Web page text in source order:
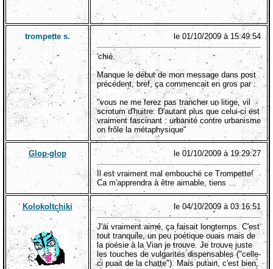
trompette s. le 01/10/2009 à 15:49:54
'chié.
Manque le début de mon message dans post
précédent, bref, ça commencait en gros par :
"vous ne me ferez pas trancher un litige, vil
scrotum d'huitre. D'autant plus que celui-ci est
vraiment fascinant : urbanité contre urbanisme
on frôle la métaphysique"
Glop-glop le 01/10/2009 à 19:29:27
Il est vraiment mal embouché ce Trompette!
Ca m'apprendra à être aimable, tiens ...
Kolokoltchiki le 04/10/2009 à 03:16:51
J'ai vraiment aimé, ça faisait longtemps. C'est
tout tranquile, un peu poétique ouais mais de
la poésie à la Vian je trouve. Je trouve juste
les touches de vulgarités dispensables ("celle-
ci puait de la chatte"). Mais putain, c'est bien,